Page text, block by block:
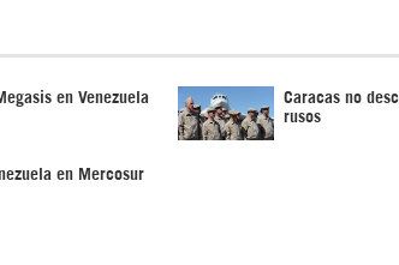
en Venezuela Caracas no
rusos
en Mercosur